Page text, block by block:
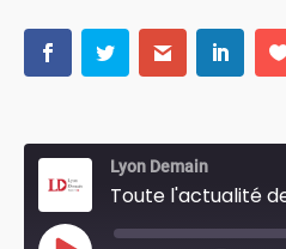
Lyon Demain